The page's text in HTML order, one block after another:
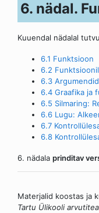
6. nädal.
Kuuendal nädalal
6.1 Funktsioon
6.2
6.3
6.4 Graafika ja
6.5 Silmaring:
6.6 Lugu:
6.7
6.8
6. nädala prinditav
Materjalid koostas ja
Tartu Ülikooli